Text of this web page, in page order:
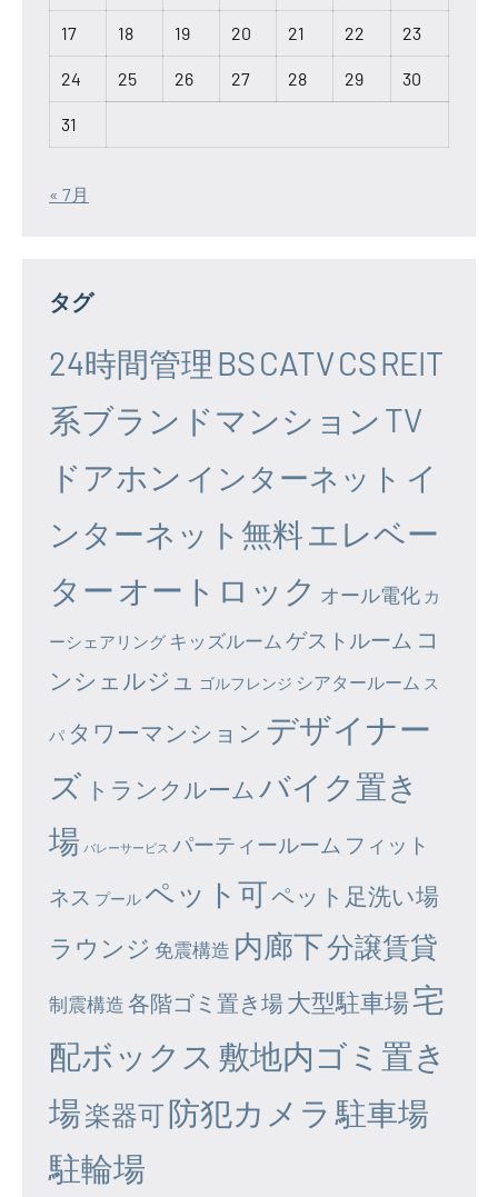
17 18 19 20 21 22 23
24 25 26 27 28 29 30
31
« 7月
タグ
24時間管理 BSCATVCSREIT
系ブランドマンション TV
ドアホン インターネット イ
ンターネット無料エレベー
ター オートロック オール電化 カ
ーシェアリング キッズルーム ゲストルーム コ
ンシェルジュ
ゴルフレンジ シアタールーム ス
パ タワーマンション デザイナー
ズ トランクルーム バイク置き
場 バレーサービス パーティールーム フィット
ネス プール ペット可ペット足洗い場
ラウンジ 免震構造 内廊下分譲賃貸
制震構造 各階ゴミ置き場大型駐車場宅
配ボックス 敷地内ゴミ置き
場楽器可防犯カメラ 駐車場
駐輪場